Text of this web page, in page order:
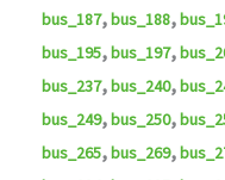
bus_187,bus_188,
bus_195,bus_197,
bus_237,bus_240,
bus_249,bus_250,
bus_265,bus_269,